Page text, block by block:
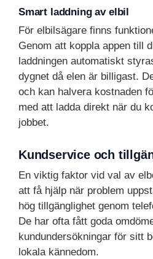
Smart laddning av elbil
För elbilsägare finns
Genom att koppla appen till
laddningen automatiskt
dygnet då elen är billigast.
och kan halvera kostnaden
med att ladda direkt när du
jobbet.
Kundservice och
En viktig faktor vid val av
att få hjälp när problem
hög tillgänglighet genom
De har ofta fått goda
kundundersökningar för sitt
lokala kännedom.